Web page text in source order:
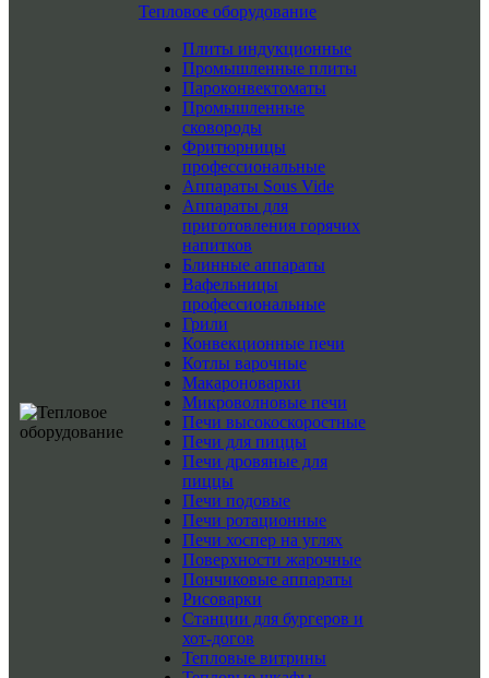
Тепловое оборудование
Плиты индукционные
Промышленные плиты
Пароконвектоматы
Промышленные
сковороды
Фритюрницы
профессиональные
Аппараты Sous Vide
Аппараты для
приготовления горячих
напитков
Блинные аппараты
Вафельницы
профессиональные
Грили
Конвекционные печи
Котлы варочные
Макароноварки
Микроволновые печи
Печи высокоскоростные
Печи для пиццы
Печи дровяные для
пиццы
Печи подовые
Печи ротационные
Печи хоспер на углях
Поверхности жарочные
Пончиковые аппараты
Рисоварки
Станции для бургеров и
хот-догов
Тепловые витрины